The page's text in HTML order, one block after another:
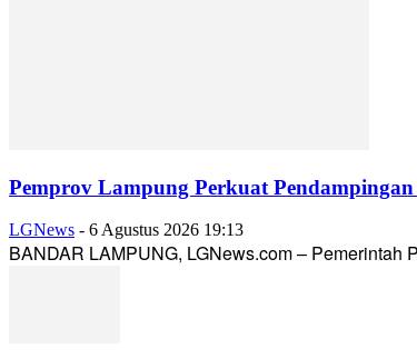
Pemprov Lampung Perkuat
LGNews - 6 Agustus 2026 19:13
BANDAR LAMPUNG, LGNews.com – Pemerintah